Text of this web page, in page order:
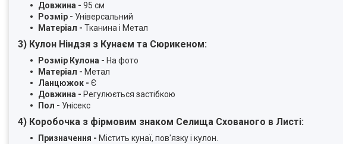
Довжина - 95 см
Розмір - Універсальний
Матеріал - Тканина і Метал
3) Кулон Ніндзя з Кунаєм та Сюрикеном:
Розмір Кулона - На фото
Матеріал - Метал
Ланцюжок - Є
Довжина - Регулюється застібкою
Пол - Унісекс
4) Коробочка з фірмовим знаком Селища Схованого в Листі:
Призначення - Містить кунаї, пов'язку і кулон.